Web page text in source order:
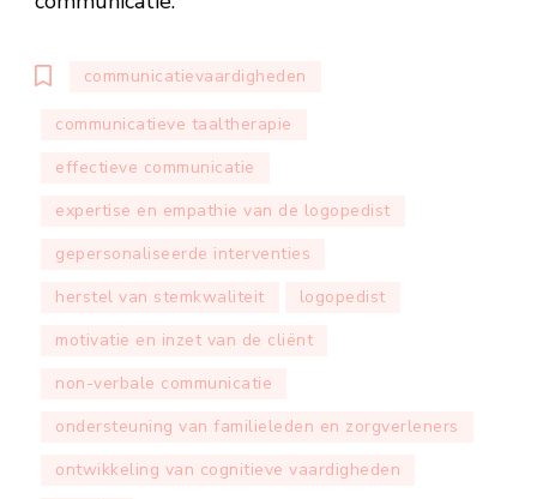
communicatievaardigheden
communicatieve taaltherapie
effectieve communicatie
expertise en empathie van de logopedist
gepersonaliseerde interventies
herstel van stemkwaliteit
logopedist
motivatie en inzet van de cliënt
non-verbale communicatie
ondersteuning van familieleden en zorgverleners
ontwikkeling van cognitieve vaardigheden